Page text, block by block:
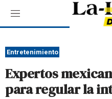
M
e
ú
Entretenimiento
Expertos
para regular la